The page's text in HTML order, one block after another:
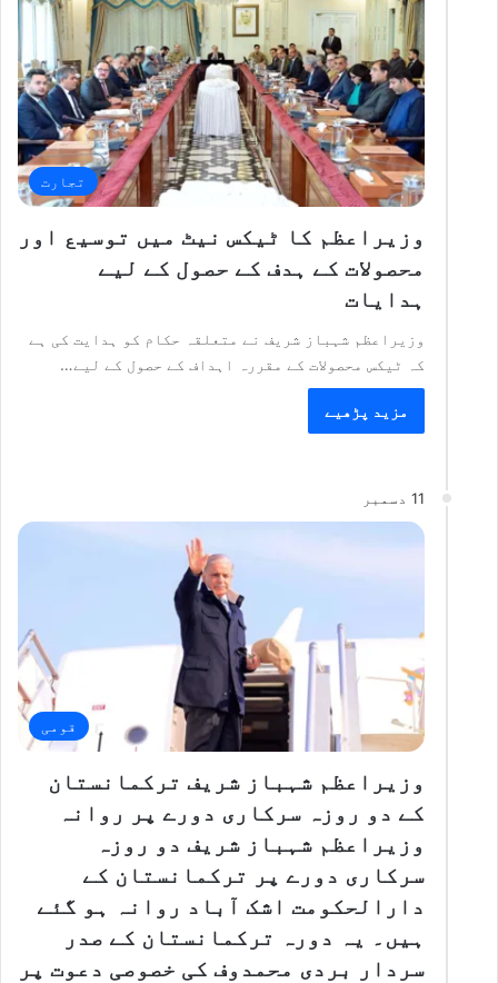
تجارت
وزیراعظم کا ٹیکس نیٹ میں توسیع اور
محصولات کے ہدف کے حصول کے لیے
ہدایات
وزیراعظم شہباز شریف نے متعلقہ حکام کو ہدایت کی ہے
کہ ٹیکس محصولات کے مقررہ اہداف کے حصول کے لیے…
مزید پڑھیے
11 دسمبر
قومی
وزیراعظم شہباز شریف ترکمانستان
کے دو روزہ سرکاری دورے پر روانہ
وزیراعظم شہباز شریف دو روزہ
سرکاری دورے پر ترکمانستان کے
دارالحکومت اشک آباد روانہ ہو گئے
ہیں۔ یہ دورہ ترکمانستان کے صدر
سردار بردی محمدوف کی خصوصی دعوت پر